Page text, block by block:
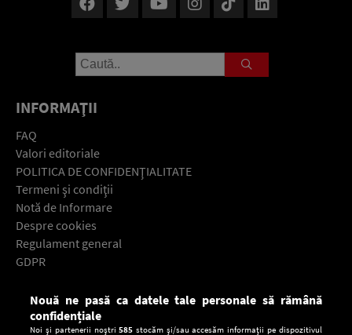
INFORMAŢII
FAQ
Valori editoriale
POLITICA DE CONFIDENŢIALITATE
Termeni şi condiţii
Notă de Informare
Despre cookies
Regulament general
GDPR
Descarcă gratuit aplicaţia Europa FM pentru smartphone:
Nouă ne pasă ca datele tale personale să rămână
confidențiale
Noi și partenerii noștri585 stocăm și/sau accesăm informații pe dispozitivul